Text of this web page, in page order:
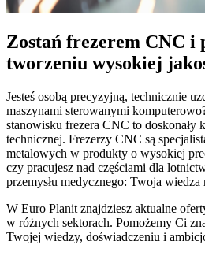
Zostań frezerem CNC i
tworzeniu wysokiej
Jesteś osobą precyzyjną, technicznie
maszynami sterowanymi
stanowisku frezera CNC to doskonały
technicznej. Frezerzy CNC są
metalowych w produkty o wysokiej
czy pracujesz nad częściami dla
przemysłu medycznego: Twoja wiedza
W Euro Planit znajdziesz aktualne
w różnych sektorach. Pomożemy Ci
Twojej wiedzy, doświadczeniu i